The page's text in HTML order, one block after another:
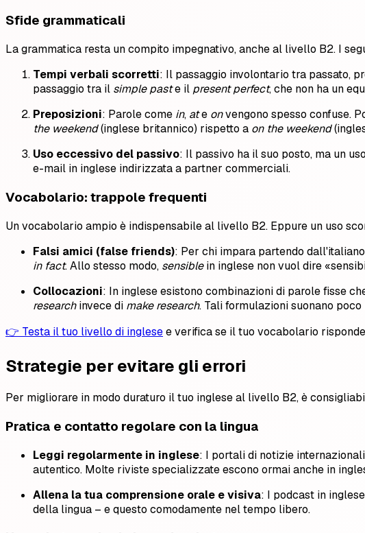
Sfide grammaticali
La grammatica resta un compito impegnativo, anche al livello B2. I
Tempi verbali scorretti: Il passaggio involontario tra passato,
passaggio tra il simple paste il present perfect, che non ha un
Preposizioni: Parole come in, ate onvengono spesso confuse.
the weekend(inglese britannico) rispetto a on the weekend
Uso eccessivo del passivo: Il passivo ha il suo posto, ma un
e-mail in inglese indirizzata a partner commerciali.
Vocabolario: trappole frequenti
Un vocabolario ampio è indispensabile al livello B2. Eppure un uso
Falsi amici (false friends): Per chi impara partendo
in fact. Allo stesso modo, sensiblein inglese non vuol dire
Collocazioni: In inglese esistono combinazioni di parole fisse
researchinvece di make research. Tali formulazioni suonano
👉 Testa il tuo livello di inglesee verifica se il tuo vocabolario
Strategie per evitare gli errori
Per migliorare in modo duraturo il tuo inglese al livello B2, è
Pratica e contatto regolare con la lingua
Leggi regolarmente in inglese: I portali di notizie
autentico. Molte riviste specializzate escono ormai anche in
Allena la tua comprensione orale e visiva: I podcast in
della lingua – e questo comodamente nel tempo libero.